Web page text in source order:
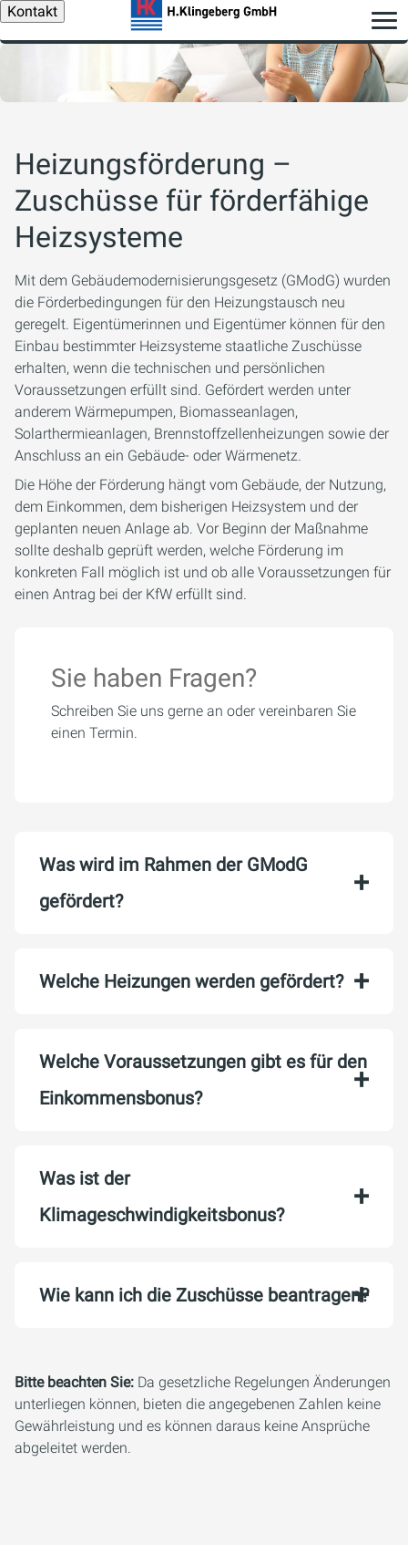
Kontakt
Heizungsförderung –
Zuschüsse für förderfähige
Heizsysteme
Mit dem Gebäudemodernisierungsgesetz (GModG) wurden
die Förderbedingungen für den Heizungstausch neu
geregelt. Eigentümerinnen und Eigentümer können für den
Einbau bestimmter Heizsysteme staatliche Zuschüsse
erhalten, wenn die technischen und persönlichen
Voraussetzungen erfüllt sind. Gefördert werden unter
anderem Wärmepumpen, Biomasseanlagen,
Solarthermieanlagen, Brennstoffzellenheizungen sowie der
Anschluss an ein Gebäude- oder Wärmenetz.
Die Höhe der Förderung hängt vom Gebäude, der Nutzung,
dem Einkommen, dem bisherigen Heizsystem und der
geplanten neuen Anlage ab. Vor Beginn der Maßnahme
sollte deshalb geprüft werden, welche Förderung im
konkreten Fall möglich ist und ob alle Voraussetzungen für
einen Antrag bei der KfW erfüllt sind.
Sie haben Fragen?
Schreiben Sie uns gerne an oder vereinbaren Sie
einen Termin.
Was wird im Rahmen der GModG
gefördert?
Welche Heizungen werden gefördert?
Welche Voraussetzungen gibt es für den
Einkommensbonus?
Was ist der
Klimageschwindigkeitsbonus?
Wie kann ich die Zuschüsse beantragen?
Bitte beachten Sie: Da gesetzliche Regelungen Änderungen
unterliegen können, bieten die angegebenen Zahlen keine
Gewährleistung und es können daraus keine Ansprüche
abgeleitet werden.